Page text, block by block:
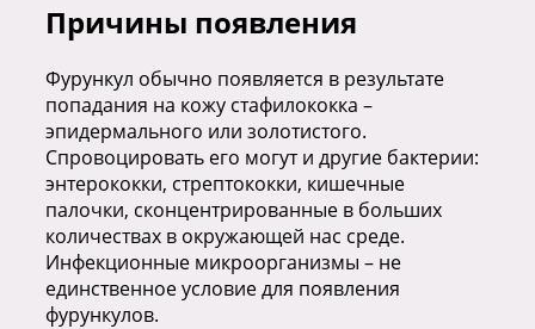
Причины появления
Фурункул обычно появляется в результате
попадания на кожу стафилококка –
эпидермального или золотистого.
Спровоцировать его могут и другие бактерии:
энтерококки, стрептококки, кишечные
палочки, сконцентрированные в больших
количествах в окружающей нас среде.
Инфекционные микроорганизмы – не
единственное условие для появления
фурункулов.